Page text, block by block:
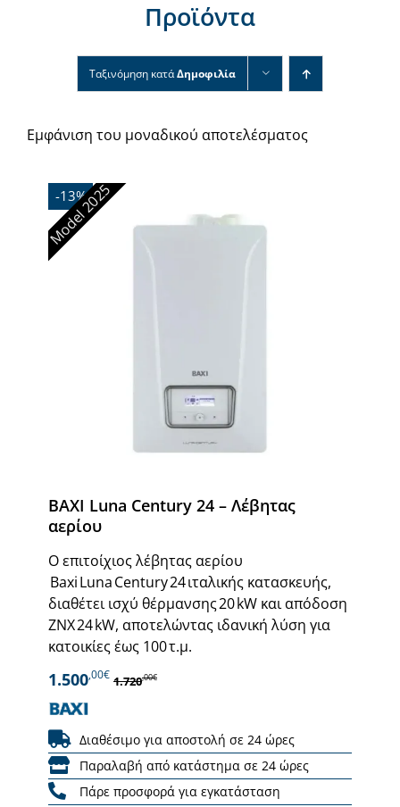
Επικοινωνία
Προϊόντα
Ταξινόμηση κατάΔημοφιλία
Εμφάνιση του μοναδικού αποτελέσματος
-13%
Model 2025
BAXI Luna Century 24 – Λέβητας
αερίου
Ο επιτοίχιος λέβητας αερίου
Baxi Luna Century 24 ιταλικής κατασκευής,
διαθέτει ισχύ θέρμανσης 20 kW και απόδοση
ΖΝΧ 24 kW, αποτελώντας ιδανική λύση για
κατοικίες έως 100 τ.μ.
1.500,00€ 1.720,00€
Διαθέσιμο για αποστολή σε 24 ώρες
Παραλαβή από κατάστημα σε 24 ώρες
Πάρε προσφορά για εγκατάσταση